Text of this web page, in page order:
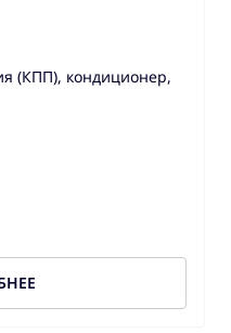
(КПП), кондиционер,